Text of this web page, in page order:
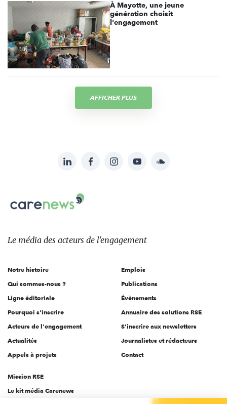
À Mayotte, une jeune
génération choisit
l'engagement
AFFICHER PLUS
sur:
LinkedInFacebookInstagramYouTubeSoundcloud
Le
des
l'engagement
Le média des acteurs de l'engagement
Notre histoire
Qui sommes-nous ?
Ligne éditoriale
Pourquoi s'inscrire
Acteurs de l'engagement
Actualités
Appels à projets
Emplois
Publications
Évènements
Annuaire des solutions RSE
S'inscrire aux newsletters
Journalistes et rédacteurs
Contact
Mission RSE
Le kit média Carenews